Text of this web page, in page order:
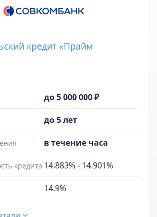
кредит «Прайм
до 5 000 000 ₽
до 5 лет
в течение часа
кредита 14.883%- 14.901%
14.9%